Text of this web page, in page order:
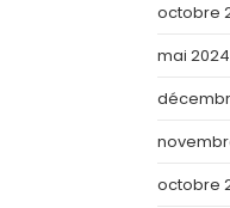
octobre
mai 2024
octobre